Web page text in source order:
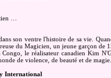
…
son ventre l'histoire de sa vie.
du Magicien, un jeune garçon de
le réalisateur canadien Kim
de violence, de beauté et de
International